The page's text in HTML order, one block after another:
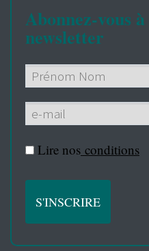
Abonnez-vous
newsletter
Lire nos conditions